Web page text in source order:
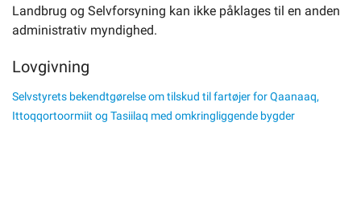
Landbrug og Selvforsyning kan ikke påklages til en anden
administrativ myndighed.
Lovgivning
Selvstyrets bekendtgørelse om tilskud til fartøjer for Qaanaaq,
Ittoqqortoormiit og Tasiilaq med omkringliggende bygder